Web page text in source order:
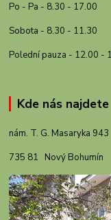
Po - Pa - 8.30 - 17.00
Sobota - 8.30 - 11.30
Polední pauza - 12.00 -
Kde nás najdete
nám. T. G. Masaryka 943
735 81 Nový Bohumín